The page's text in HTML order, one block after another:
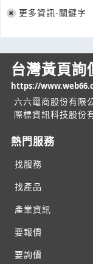
更多資訊-關鍵字
台灣黃頁詢
https://
六六電商股份有限
際標資訊科技股份
熱門服務
找服務
找產品
產業資訊
要報價
要詢價